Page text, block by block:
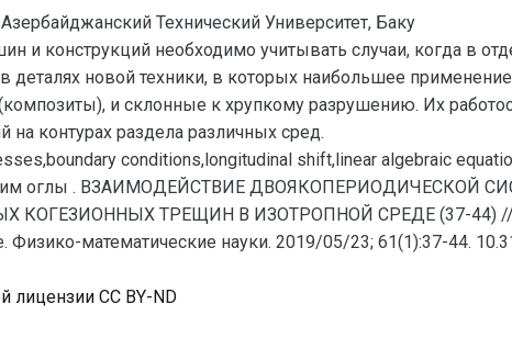
Технический Университет, Баку
и конструкций необходимо учитывать случаи, когда в
деталях новой техники, в которых наибольшее
и склонные к хрупкому разрушению. Их
контурах раздела различных сред.
conditions,longitudinal shift,linear algebraic
оглы . ВЗАИМОДЕЙСТВИЕ ДВОЯКОПЕРИОДИЧЕСКОЙ
ТРЕЩИН В ИЗОТРОПНОЙ СРЕДЕ (37-44) //
математические науки. 2019/05/23; 61(1):37-44.
лицензии CC BY-ND